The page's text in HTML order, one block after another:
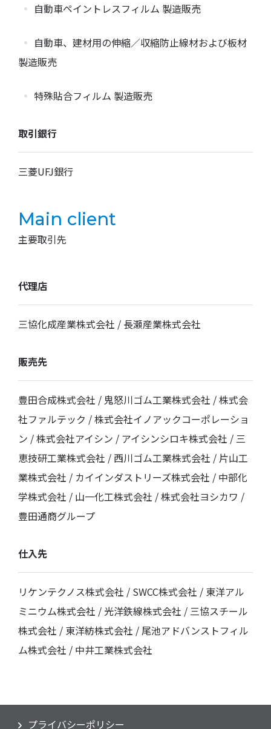
自動車ペイントレスフィルム 製造販売
自動車、建材用の伸縮／収縮防止線材および板材
製造販売
特殊貼合フィルム 製造販売
取引銀行
三菱UFJ銀行
Main client
主要取引先
代理店
三協化成産業株式会社 / 長瀬産業株式会社
販売先
豊田合成株式会社 / 鬼怒川ゴム工業株式会社 / 株式会
社ファルテック / 株式会社イノアックコーポレーショ
ン / 株式会社アイシン / アイシンシロキ株式会社 / 三
恵技研工業株式会社 / 西川ゴム工業株式会社 / 片山工
業株式会社 / カイインダストリーズ株式会社 / 中部化
学株式会社 / 山一化工株式会社 / 株式会社ヨシカワ /
豊田通商グループ
仕入先
リケンテクノス株式会社 / SWCC株式会社 / 東洋アル
ミニウム株式会社 / 光洋鉄線株式会社 / 三協スチール
株式会社 / 東洋紡株式会社 / 尾池アドバンストフィル
ム株式会社 / 中井工業株式会社
プライバシーポリシー